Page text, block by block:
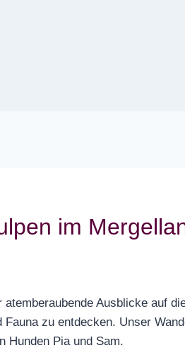
im
atemberaubende Ausblicke auf
Fauna zu entdecken. Unser
Hunden Pia und Sam.